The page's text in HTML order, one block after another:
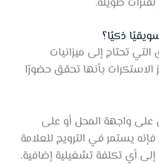
ذكيًا؟
تحتاج إلى ميزانيات
الاستكرات بأنها تحقق حضورًا
على واجهة المحل أو على
يستمر في الترويج للعلامة
أي تكلفة تشغيلية إضافية.